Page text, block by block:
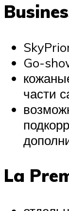
Go-
части
La